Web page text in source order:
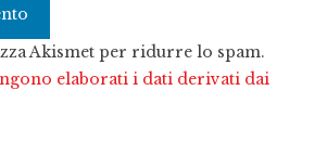
Akismet per ridurre lo spam.
elaborati i dati derivati dai